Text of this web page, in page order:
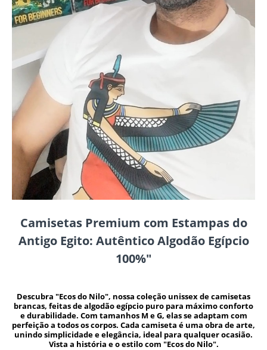
Camisetas Premium com Estampas do
Antigo Egito: Autêntico Algodão Egípcio
100%"
Descubra "Ecos do Nilo", nossa coleção unissex de camisetas
brancas, feitas de algodão egípcio puro para máximo conforto
e durabilidade. Com tamanhos M e G, elas se adaptam com
perfeição a todos os corpos. Cada camiseta é uma obra de arte,
unindo simplicidade e elegância, ideal para qualquer ocasião.
Vista a história e o estilo com "Ecos do Nilo".